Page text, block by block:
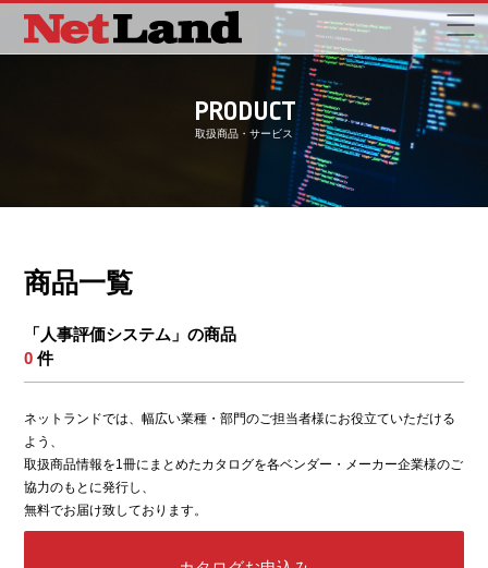
PRODUCT
取扱商品・サービス
商品一覧
「人事評価システム」の商品
0 件
ネットランドでは、幅広い業種・部門のご担当者様にお役立ていただける
よう、
取扱商品情報を1冊にまとめたカタログを各ベンダー・メーカー企業様のご
協力のもとに発行し、
無料でお届け致しております。